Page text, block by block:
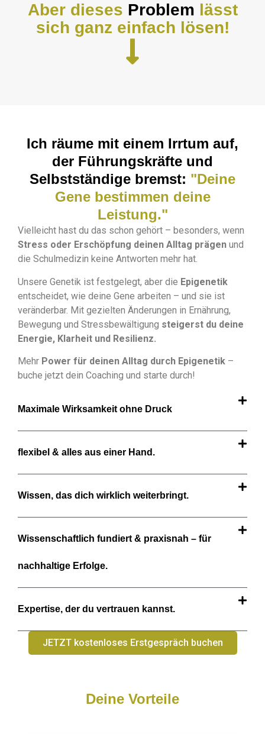
Aber dieses Problem lässt
sich ganz einfach lösen!
Ich räume mit einem Irrtum auf,
der Führungskräfte und
Selbstständige bremst: "Deine
Gene bestimmen deine
Leistung."
Vielleicht hast du das schon gehört – besonders, wenn
Stress oder Erschöpfung deinen Alltag prägen und
die Schulmedizin keine Antworten mehr hat.
Unsere Genetik ist festgelegt, aber die Epigenetik
entscheidet, wie deine Gene arbeiten – und sie ist
veränderbar. Mit gezielten Änderungen in Ernährung,
Bewegung und Stressbewältigung steigerst du deine
Energie, Klarheit und Resilienz.
Mehr Power für deinen Alltag durch Epigenetik –
buche jetzt dein Coaching und starte durch!
Maximale Wirksamkeit ohne Druck
flexibel & alles aus einer Hand.
Wissen, das dich wirklich weiterbringt.
Wissenschaftlich fundiert & praxisnah – für
nachhaltige Erfolge.
Expertise, der du vertrauen kannst.
JETZT kostenloses Erstgespräch buchen
Deine Vorteile